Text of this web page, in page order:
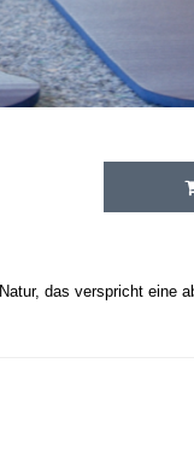
das verspricht eine